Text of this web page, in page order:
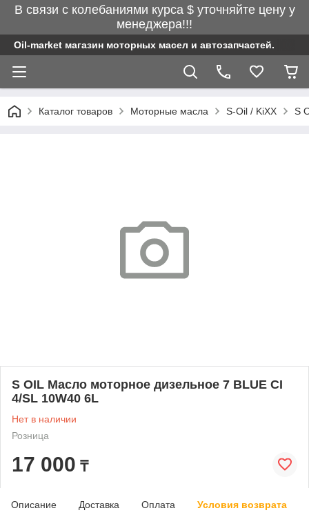
В связи с колебаниями курса $ уточняйте цену у
менеджера!!!
Oil-market магазин моторных масел и автозапчастей.
Каталог товаров Моторные масла S-Oil / KiXX S
S OIL Масло моторное дизельное 7 BLUE CI
4/SL 10W40 6L
Нет в наличии
Розница
17 000 ₸
Описание Доставка Оплата Условия возврата